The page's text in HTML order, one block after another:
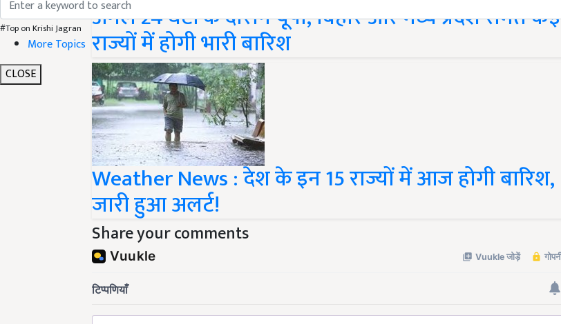
#Top on Krishi Jagran
More Topics
CLOSE
राज्यों में होगी भारी बारिश
Weather News : देश के इन 15 राज्यों में आज होगी बारिश,
जारी हुआ अलर्ट!
Share your comments